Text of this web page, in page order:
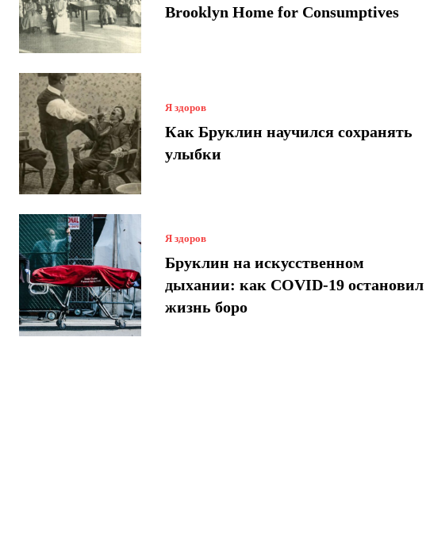
Brooklyn Home for Consumptives
Я здоров
Как Бруклин научился сохранять
улыбки
Я здоров
Бруклин на искусственном
дыхании: как COVID-19 остановил
жизнь боро